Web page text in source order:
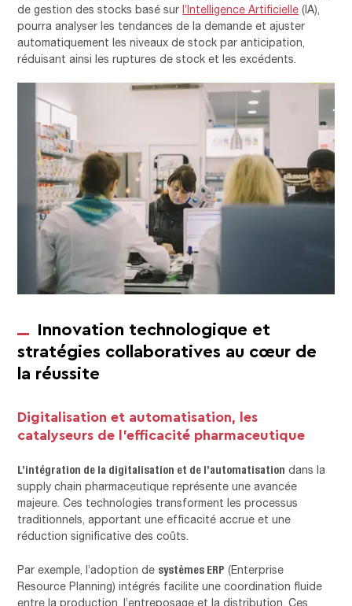
de gestion des stocks basé surl’Intelligence Artificielle (IA),
pourra analyser les tendances de la demande et ajuster
automatiquement les niveaux de stock par anticipation,
réduisant ainsi les ruptures de stock et les excédents.
Innovation technologique et
stratégies collaboratives au cœur de
la réussite
Digitalisation et automatisation, les
catalyseurs de l’efficacité pharmaceutique
L’intégration de la digitalisation et de l’automatisation dans la
supply chain pharmaceutique représente une avancée
majeure. Ces technologies transforment les processus
traditionnels, apportant une efficacité accrue et une
réduction significative des coûts.
Par exemple, l’adoption de systèmes ERP (Enterprise
Resource Planning) intégrés facilite une coordination fluide
entre la production, l’entreposage et la distribution. Ces